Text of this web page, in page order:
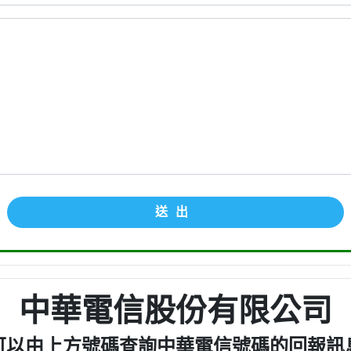
送出
中華電信股份有限公司
以由上方號碼查詢中華電信號碼的回報訊